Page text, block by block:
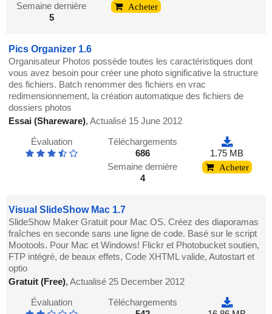
Semaine dernière
5
Acheter
Pics Organizer 1.6
Organisateur Photos possède toutes les caractéristiques dont
vous avez besoin pour créer une photo significative la structure
des fichiers. Batch renommer des fichiers en vrac
redimensionnement, la création automatique des fichiers de
dossiers photos
Essai (Shareware),Actualisé 15 June 2012
Évaluation
Téléchargements
686
Semaine dernière
4
1.75 MB
Acheter
Visual SlideShow Mac 1.7
SlideShow Maker Gratuit pour Mac OS. Créez des diaporamas
fraîches en seconde sans une ligne de code. Basé sur le script
Mootools. Pour Mac et Windows! Flickr et Photobucket soutien,
FTP intégré, de beaux effets, Code XHTML valide, Autostart et
optio
Gratuit (Free),Actualisé 25 December 2012
Évaluation
Téléchargements